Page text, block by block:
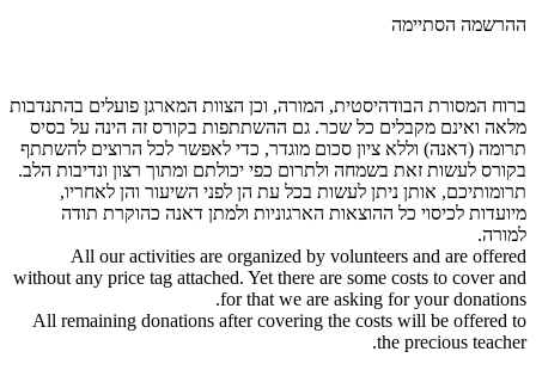
ההרשמה הסתיימה
ברוח המסורת הבודהיסטית, המורה, וכן הצוות המארגן פועלים בהתנדבות
מלאה ואינם מקבלים כל שכר. גם ההשתתפות בקורס זה הינה על בסיס
תרומה (דאנה) וללא ציון סכום מוגדר, כדי לאפשר לכל הרוצים להשתתף
בקורס לעשות זאת בשמחה ולתרום כפי יכולתם ומתוך רצון ונדיבות הלב.
תרומותיכם, אותן ניתן לעשות בכל עת הן לפני השיעור והן לאחריו,
מיועדות לכיסוי כל ההוצאות הארגוניות ולמתן דאנה כהוקרת תודה
למורה.
All our activities are organized by volunteers and are offered
without any price tag attached. Yet there are some costs to cover and
for that we are asking for your donations.
All remaining donations after covering the costs will be offered to
the precious teacher.